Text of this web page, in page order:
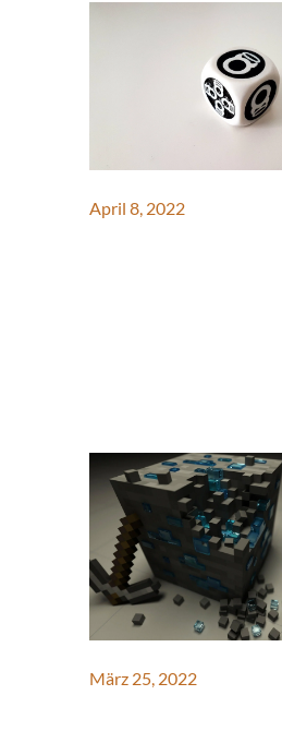
April 8, 2022
März 25, 2022